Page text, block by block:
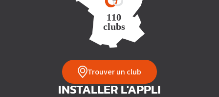
Trouver un club
INSTALLER L'APPLI